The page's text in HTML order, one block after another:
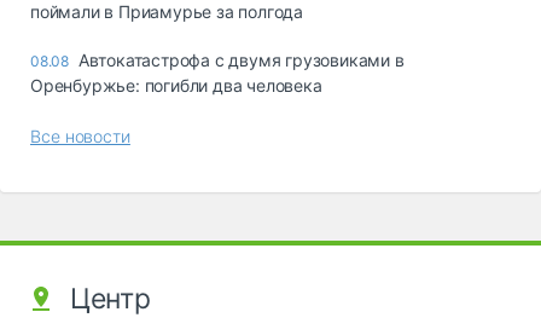
поймали в Приамурье за полгода
08.08 Автокатастрофа с двумя грузовиками в
Оренбуржье: погибли два человека
Все новости
Центр